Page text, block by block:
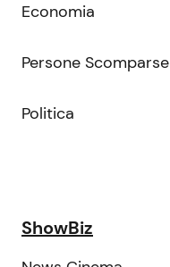
Economia
Persone Scomparse
Politica
ShowBiz